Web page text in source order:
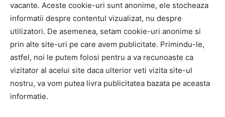
vacante. Aceste cookie-uri sunt anonime, ele stocheaza
informatii despre contentul vizualizat, nu despre
utilizatori. De asemenea, setam cookie-uri anonime si
prin alte site-uri pe care avem publicitate. Primindu-le,
astfel, noi le putem folosi pentru a va recunoaste ca
vizitator al acelui site daca ulterior veti vizita site-ul
nostru, va vom putea livra publicitatea bazata pe aceasta
informatie.